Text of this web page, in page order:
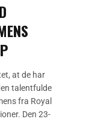
at de har
talentfulde
fra Royal
Den 23-